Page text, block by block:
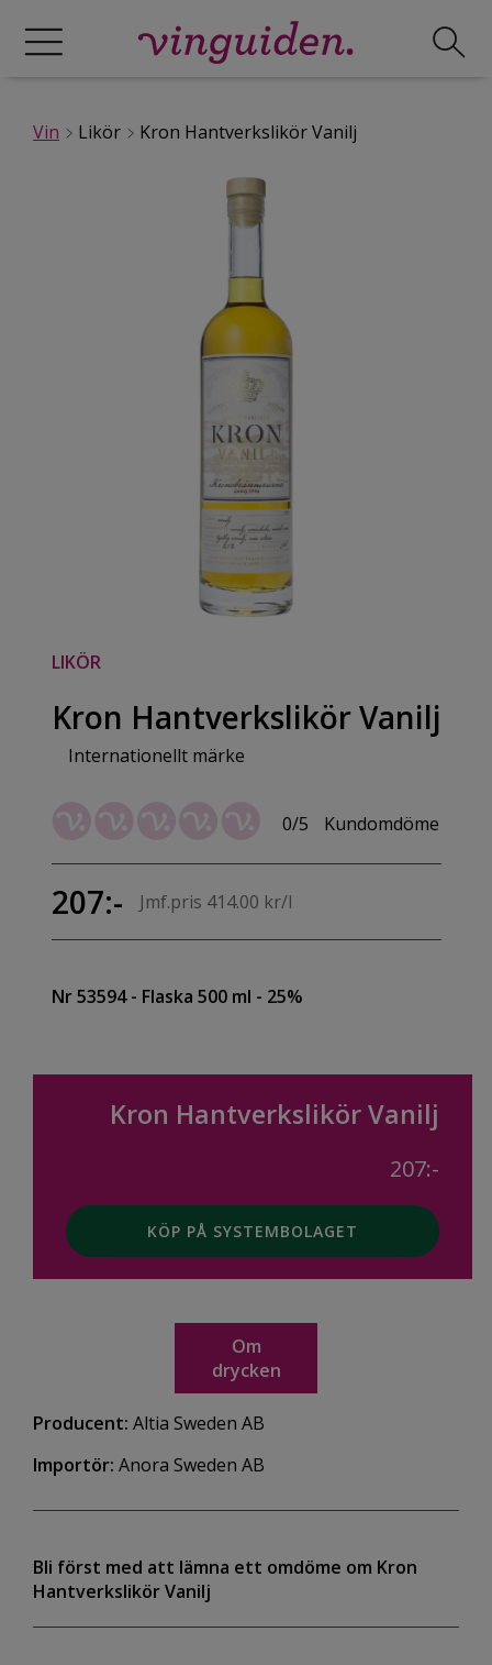
Vin Likör Kron Hantverkslikör Vanilj
LIKÖR
Kron Hantverkslikör Vanilj
Internationellt märke
0/5 Kundomdöme
207:- Jmf.pris 414.00 kr/l
Nr 53594 - Flaska 500 ml - 25%
Kron Hantverkslikör Vanilj
207:-
KÖP PÅ SYSTEMBOLAGET
Om
drycken
Producent: Altia Sweden AB
Importör: Anora Sweden AB
Bli först med att lämna ett omdöme om Kron
Hantverkslikör Vanilj